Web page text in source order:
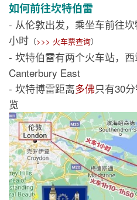
如何前往坎特伯雷
- 从伦敦出发，乘坐车前往
小时 （>>> 火车票查询）
- 坎特伯雷有两个火车站，
Canterbury East
- 坎特博雷距离多佛只有30
览